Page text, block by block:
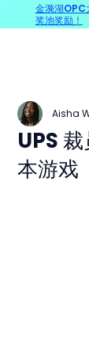
UPS
本游戏
Aisha
金漪湖OPC
奖池奖励！